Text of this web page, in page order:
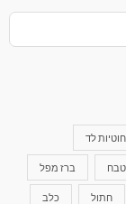
לד
ברז מפל
חתול כלב